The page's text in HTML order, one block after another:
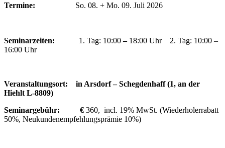
Termine: So. 08. + Mo. 09. Juli 2026
Seminarzeiten: 1. Tag: 10:00–18:00 Uhr 2. Tag: 10:00 –
16:00 Uhr
Veranstaltungsort: in Arsdorf – Schegdenhaff (1, an der
Hiehlt L-8809)
Seminargebühr: € 360,–incl. 19% MwSt. (Wiederholerrabatt
50%, Neukundenempfehlungsprämie 10%)